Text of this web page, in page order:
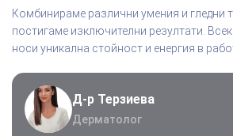
Комбинираме различни умения и гледни
постигаме изключителни резултати.
носи уникална стойност и енергия в
Д-р Терзиева
Дерматолог